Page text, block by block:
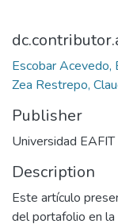
Escobar Acevedo,
Zea Restrepo,
Publisher
Universidad EAFIT
Description
Este artículo
del portafolio en